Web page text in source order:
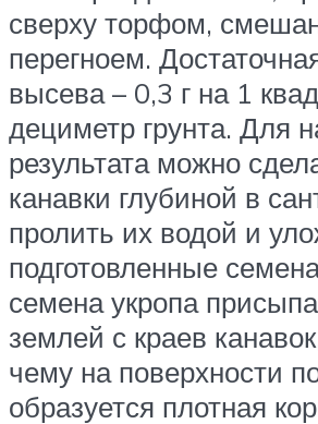
сверху торфом,
перегноем.
высева – 0,3 г на 1
дециметр грунта. Для
результата можно
канавки глубиной в
пролить их водой и
подготовленные
семена укропа
землей с краев
чему на поверхности
образуется плотная